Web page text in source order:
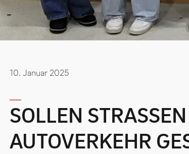
10. Januar 2025
SOLLEN STRASSEN VOR SCHULEN FÜR DEN A
UTOVERKEHR